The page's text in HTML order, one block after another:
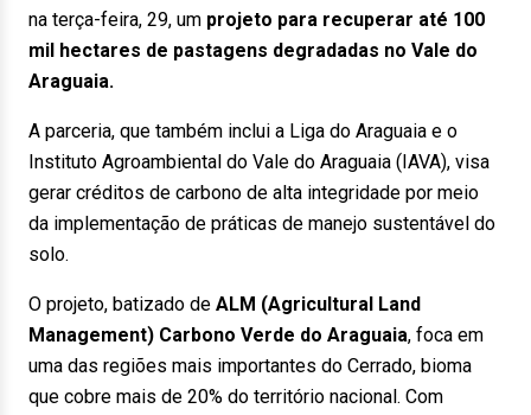
na terça-feira, 29, um projeto para recuperar até 100
mil hectares de pastagens degradadas no Vale do
Araguaia.
A parceria, que também inclui a Liga do Araguaia e o
Instituto Agroambiental do Vale do Araguaia (IAVA), visa
gerar créditos de carbono de alta integridade por meio
da implementação de práticas de manejo sustentável do
solo.
O projeto, batizado de ALM (Agricultural Land
Management) Carbono Verde do Araguaia, foca em
uma das regiões mais importantes do Cerrado, bioma
que cobre mais de 20% do território nacional. Com